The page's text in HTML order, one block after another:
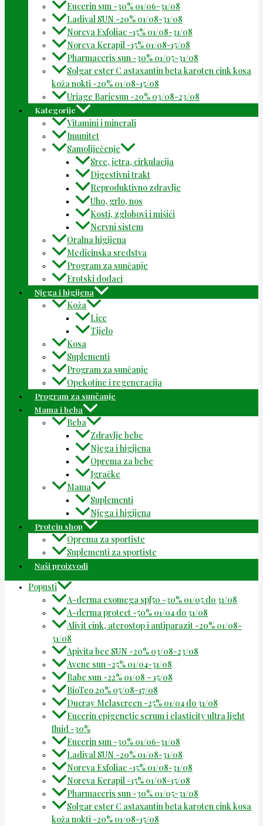
Eucerin sun -30% 01/06-31/08
Ladival SUN -20% 01/08-31/08
Noreva Exfoliac -15% 01/08-31/08
Noreva Kerapil -15% 01/08-15/08
Pharmaceris sun -30% 01/05-31/08
Solgar ester C astaxantin beta karoten cink kosa
koža nokti -20% 01/08-15/08
Uriage Bariesun -20% 03/08-23/08
Kategorije
Vitamini i minerali
Imunitet
Samoliječenje
Srce, jetra, cirkulacija
Digestivni trakt
Reproduktivno zdravlje
Uho, grlo, nos
Kosti, zglobovi i mišići
Nervni sistem
Oralna higijena
Medicinska sredstva
Program za sunčanje
Erotski dodaci
Njega i higijena
Koža
Lice
Tijelo
Kosa
Suplementi
Program za sunčanje
Opekotine i regeneracija
Program za sunčanje
Mama i beba
Beba
Zdravlje bebe
Njega i higijena
Oprema za bebe
Igračke
Mama
Suplementi
Njega i higijena
Protein shop
Oprema za sportiste
Suplementi za sportiste
Naši proizvodi
Popusti
A-derma exomega spf50 -30% 01/05 do 31/08
A-derma protect -50% 01/04 do 31/08
Alivit cink, aterostop i antiparazit -20% 01/08-
31/08
Apivita bee SUN -20% 03/08-23/08
Avene sun -25% 01/04-31/08
Babe sun -22% 01/08 – 15/08
BioTeo 20% 05/08-17/08
Ducray Melascreen -25% 01/04 do 31/08
Eucerin epigenetic serum i elasticity ultra light
fluid -30%
Eucerin sun -30% 01/06-31/08
Ladival SUN -20% 01/08-31/08
Noreva Exfoliac -15% 01/08-31/08
Noreva Kerapil -15% 01/08-15/08
Pharmaceris sun -30% 01/05-31/08
Solgar ester C astaxantin beta karoten cink kosa
koža nokti -20% 01/08-15/08